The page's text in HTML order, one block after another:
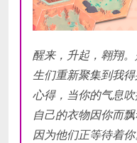
显卡
版本
间
声卡
显卡
版本
间
声卡
醒来，升起，翱翔
生们重新聚集到我
心得，当你的气息
自己的衣物因你而
因为他们正等待着